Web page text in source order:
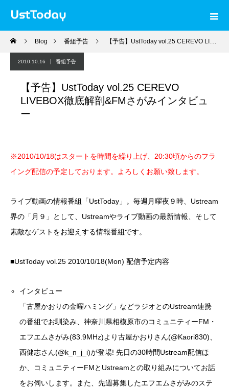
Blog 番組予告 【予告】UstToday vol.25 CEREVO LIVEBOX徹底解剖&FMさがみインタビュー
2010.10.16 番組予告
【予告】UstToday vol.25 CEREVO
LIVEBOX徹底解剖&FMさがみインタビュ
ー
※2010/10/18はスタートを時間を繰り上げ、20:30頃からのフラ
イング配信の予定しております。よろしくお願い致します。
ライブ動画の情報番組「UstToday」。毎週月曜夜９時、Ustream
界の「月９」として、Ustreamやライブ動画の最新情報、そして
素敵なゲストをお迎えする情報番組です。
■UstToday vol.25 2010/10/18(Mon) 配信予定内容
インタビュー
「古屋かおりの金曜ハミング 」などラジオとのUstream連携
の番組でお馴染み、神奈川県相模原市のコミュニティーFM・
エフエムさがみ(83.9MHz)より古屋かおりさん(@Kaori830)、
西健志さん(@k_n_j_i)が登場! 先日の30時間Ustream配信ほ
か、コミュニティーFMとUstreamとの取り組みについてお話
をお伺いします。また、先週募集したエフエムさがみのステ